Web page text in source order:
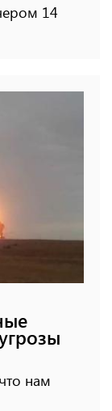
14
нам